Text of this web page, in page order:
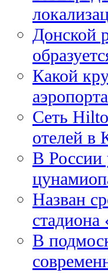
Донской
Какой
Сеть
отелей в
В России
Назван
В